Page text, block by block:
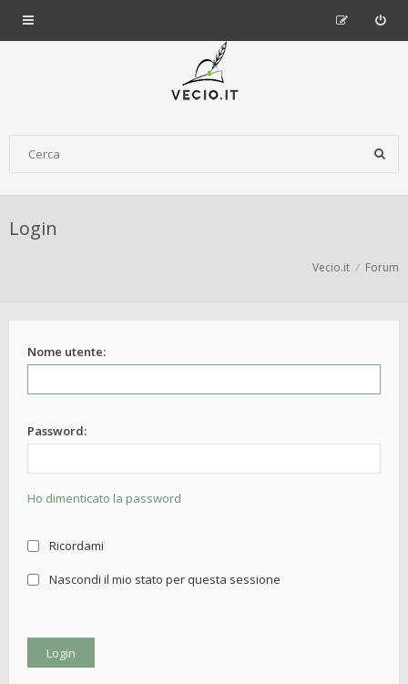
Login
Vecio.it Forum
Nome utente:
Password:
Ho dimenticato la password
Ricordami
Nascondi il mio stato per questa sessione